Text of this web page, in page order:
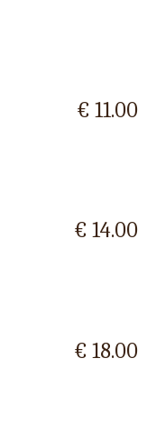
€ 11.00
€ 14.00
€ 18.00